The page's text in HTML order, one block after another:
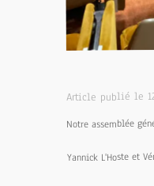
Article publié le
Notre assemblée
Yannick L'Hoste et